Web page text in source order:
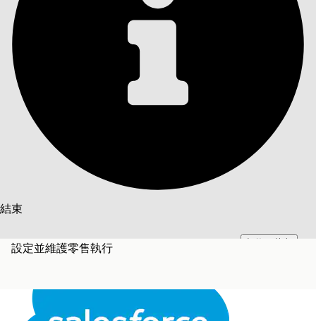
結束
此文已使用 Salesforce 機器翻譯系統翻譯。更多詳細資料請參見
設定並維護零售執行